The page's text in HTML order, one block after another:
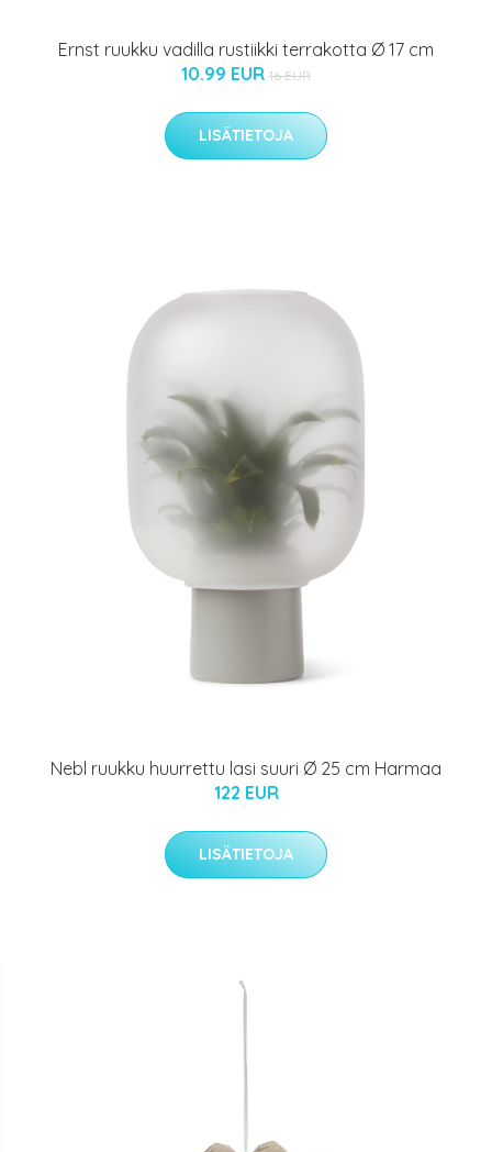
Ernst ruukku vadilla rustiikki terrakotta Ø 17 cm
10.99 EUR 16 EUR
LISÄTIETOJA
Nebl ruukku huurrettu lasi suuri Ø 25 cm Harmaa
122 EUR
LISÄTIETOJA